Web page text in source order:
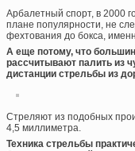
Арбалетный спорт, в 2000
плане популярности, не
фехтования до бокса,
А еще потому, что
рассчитывают палить из
дистанции стрельбы из
Стреляют из подобных
4,5 миллиметра.
Техника стрельбы